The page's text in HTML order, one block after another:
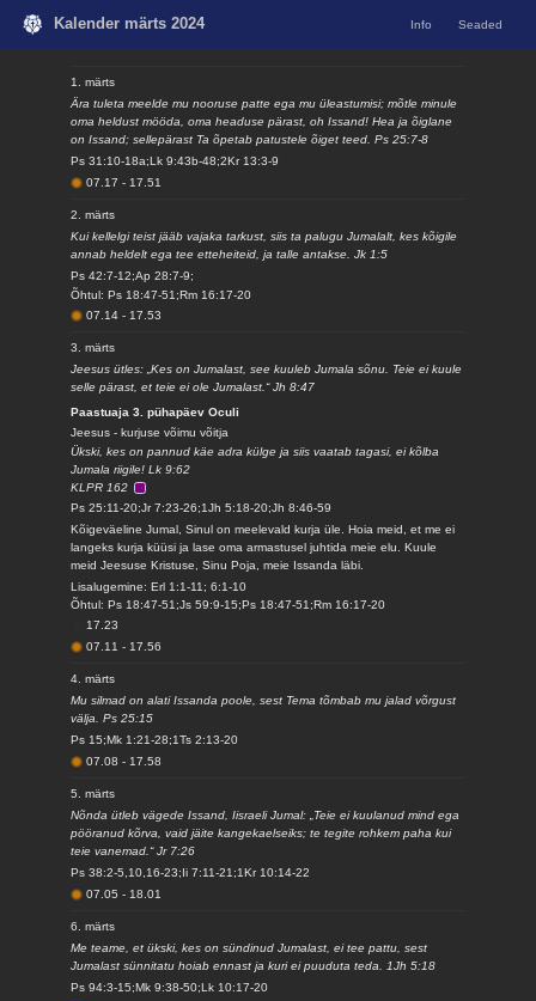
Kalender märts 2024 Info Seaded
1. märts
Ära tuleta meelde mu nooruse patte ega mu üleastumisi; mõtle minule
oma heldust mööda, oma headuse pärast, oh Issand! Hea ja õiglane
on Issand; sellepärast Ta õpetab patustele õiget teed. Ps 25:7-8
Ps 31:10-18a;Lk 9:43b-48;2Kr 13:3-9
07.17- 17.51
2. märts
Kui kellelgi teist jääb vajaka tarkust, siis ta palugu Jumalalt, kes kõigile
annab heldelt ega tee etteheiteid, ja talle antakse. Jk 1:5
Ps 42:7-12;Ap 28:7-9;
Õhtul: Ps 18:47-51;Rm 16:17-20
07.14- 17.53
3. märts
Jeesus ütles: „Kes on Jumalast, see kuuleb Jumala sõnu. Teie ei kuule
selle pärast, et teie ei ole Jumalast.“ Jh 8:47
Paastuaja 3. pühapäev Oculi
Jeesus - kurjuse võimu võitja
Ükski, kes on pannud käe adra külge ja siis vaatab tagasi, ei kõlba
Jumala riigile! Lk 9:62
KLPR 162
Ps 25:11-20;Jr 7:23-26;1Jh 5:18-20;Jh 8:46-59
Kõigeväeline Jumal, Sinul on meelevald kurja üle. Hoia meid, et me ei
langeks kurja küüsi ja lase oma armastusel juhtida meie elu. Kuule
meid Jeesuse Kristuse, Sinu Poja, meie Issanda läbi.
Lisalugemine: Erl 1:1-11; 6:1-10
Õhtul: Ps 18:47-51;Js 59:9-15;Ps 18:47-51;Rm 16:17-20
17.23
07.11- 17.56
4. märts
Mu silmad on alati Issanda poole, sest Tema tõmbab mu jalad võrgust
välja. Ps 25:15
Ps 15;Mk 1:21-28;1Ts 2:13-20
07.08- 17.58
5. märts
Nõnda ütleb vägede Issand, Iisraeli Jumal: „Teie ei kuulanud mind ega
pööranud kõrva, vaid jäite kangekaelseiks; te tegite rohkem paha kui
teie vanemad.“ Jr 7:26
Ps 38:2-5,10,16-23;Ii 7:11-21;1Kr 10:14-22
07.05- 18.01
6. märts
Me teame, et ükski, kes on sündinud Jumalast, ei tee pattu, sest
Jumalast sünnitatu hoiab ennast ja kuri ei puuduta teda. 1Jh 5:18
Ps 94:3-15;Mk 9:38-50;Lk 10:17-20